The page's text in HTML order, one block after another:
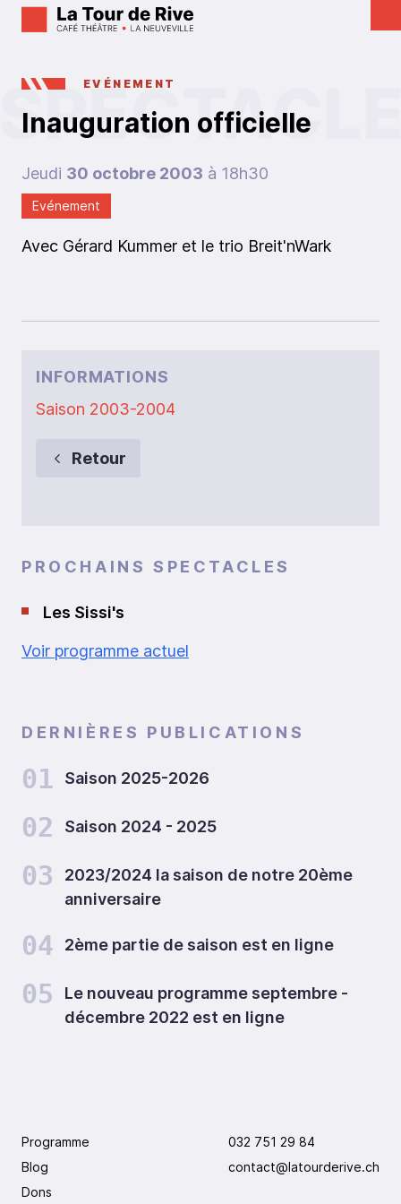
EVÉNEMENT
Inauguration officielle
Jeudi 30 octobre 2003 à 18h30
Evénement
Avec Gérard Kummer et le trio Breit'nWark
INFORMATIONS
Saison 2003-2004
Retour
PROCHAINS SPECTACLES
Les Sissi's
Voir programme actuel
DERNIÈRES PUBLICATIONS
01 Saison 2025-2026
02 Saison 2024 - 2025
03
2023/2024 la saison de notre 20ème
anniversaire
04 2ème partie de saison est en ligne
05
Le nouveau programme septembre -
décembre 2022 est en ligne
Programme
Blog
Dons
032 751 29 84
contact@latourderive.ch